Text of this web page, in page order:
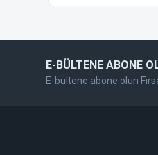
Ürün fiyatı diğer
E-BÜLTENE ABONE
E-bültene abone olun